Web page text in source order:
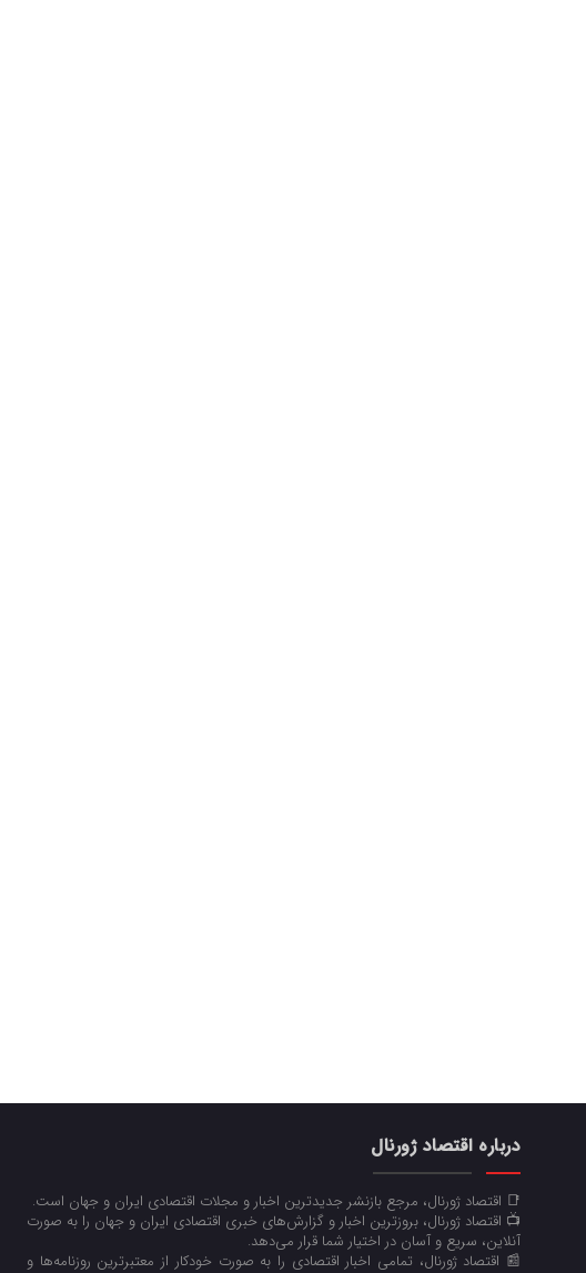
درباره اقتصاد ژورنال
📑 اقتصاد ژورنال، مرجع بازنشر جدیدترین اخبار و مجلات اقتصادی ایران و جهان است.
📺 اقتصاد ژورنال، بروزترین اخبار و گزارش‌های خبری اقتصادی ایران و جهان را به صورت
آنلاین، سریع و آسان در اختیار شما قرار می‌‌دهد.
📰 اقتصاد ژورنال، تمامی اخبار اقتصادی را به صورت خودکار از معتبرترین روزنامه‌ها و